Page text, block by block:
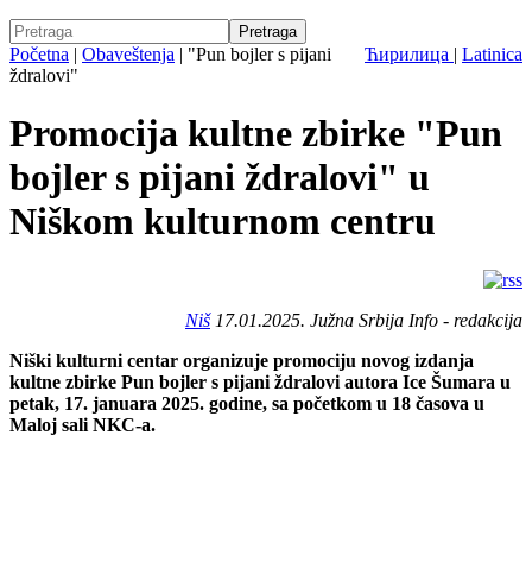
Ћирилица | Latinica
Početna | Obaveštenja | "Pun bojler s pijani
ždralovi"
Promocija kultne zbirke "Pun
bojler s pijani ždralovi" u
Niškom kulturnom centru
Niš17.01.2025. Južna Srbija Info - redakcija
Niški kulturni centar organizuje promociju novog izdanja
kultne zbirke Pun bojler s pijani ždralovi autora Ice Šumara u
petak, 17. januara 2025. godine, sa početkom u 18 časova u
Maloj sali NKC-a.